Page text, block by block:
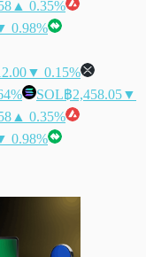
▲ 0.35%
0.98%
▼ 0.15%
SOL฿2,458.05▼
▲ 0.35%
0.98%